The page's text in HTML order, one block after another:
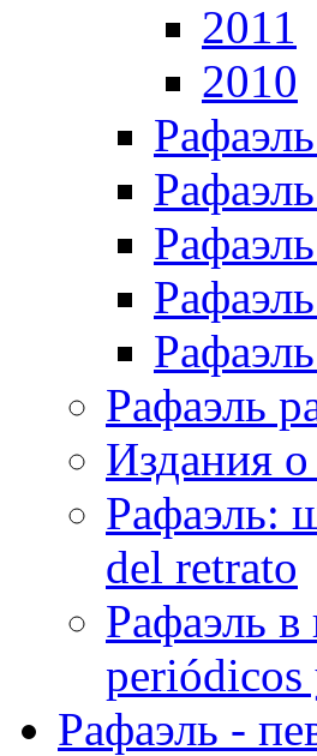
2011
2010
Рафаэль
Издания
Рафаэль:
del retrato
Рафаэль
periódicos
Рафаэль -